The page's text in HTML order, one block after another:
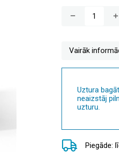
Vairāk
Uztura
neaizstāj
uzturu.
Piegāde: